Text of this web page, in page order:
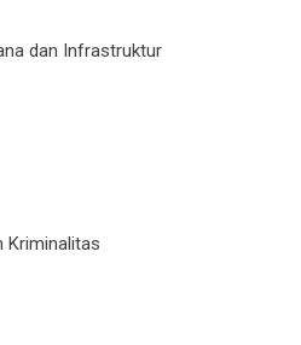
dan Infrastruktur
Kriminalitas